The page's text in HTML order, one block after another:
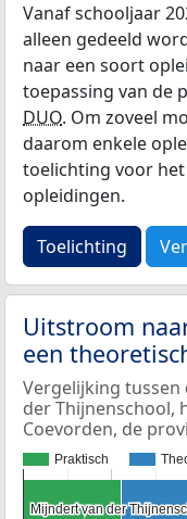
Vanaf schooljaar
alleen gedeeld
naar een soort
toepassing van de
DUO. Om zoveel
daarom enkele
toelichting voor
opleidingen.
Toelichting
Uitstroom
een
Vergelijking
der Thijnenschool,
Coevorden, de
Praktisch
Mijndert van der
Mijndert van der